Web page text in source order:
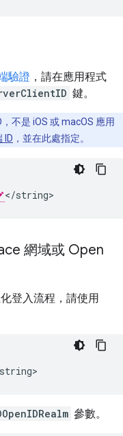
驗證 ，請在應用程式
鍵。
不是 iOS 或 macOS 應用
ID ，並在此處指定。
</string>
網域或 Open
登入流程，請使用
參數。